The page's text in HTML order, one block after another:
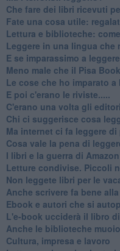
​Che fare dei libri ricevuti
​Fate una cosa utile:
​Lettura e biblioteche:
Leggere in una lingua che
​E se imparassimo a
​Meno male che il Pisa
​Le cose che ho imparato
​E poi c'erano le riviste.....
​C'erano una volta gli editori
​Chi ci suggerisce cosa
​Ma internet ci fa leggere
​Cosa vale la pena di
I libri e la guerra di Amazon
​Letture condivise. Piccoli
​Non leggete libri per le
​Anche scrivere fa bene
​Ebook e autori che si
​L'e-book ucciderà il libro
​Anche le biblioteche
​Cultura, impresa e lavoro